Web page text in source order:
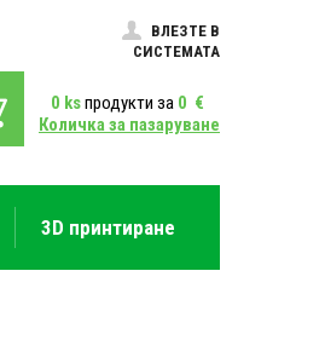
ВЛЕЗТЕ В
СИСТЕМАТА
0 ksпродукти за 0 €
Количка за пазаруване
3D принтиране